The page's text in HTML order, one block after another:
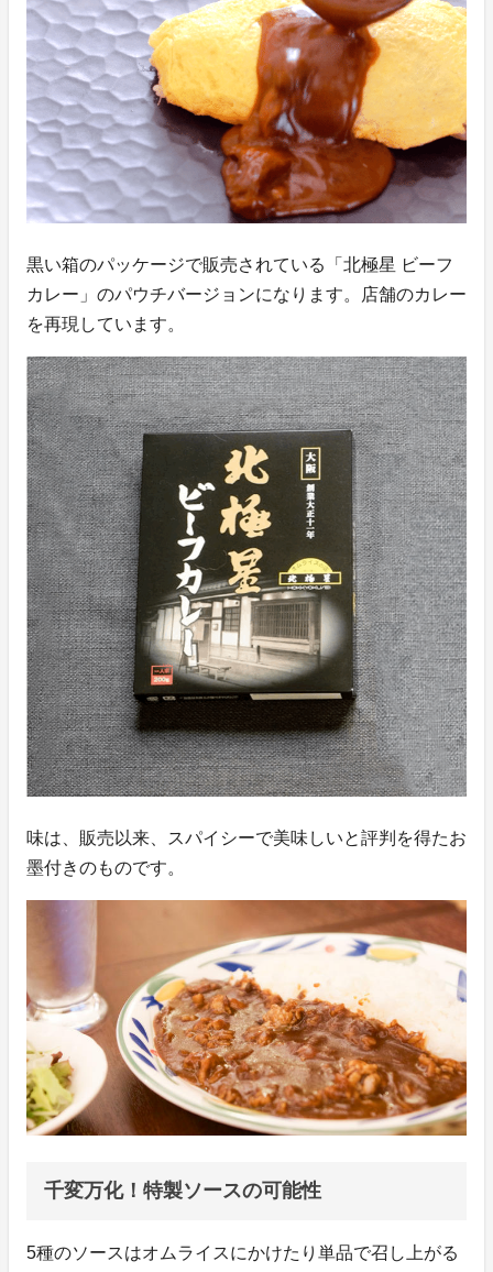
黒い箱のパッケージで販売されている「北極星 ビーフ
カレー」のパウチバージョンになります。店舗のカレー
を再現しています。
味は、販売以来、スパイシーで美味しいと評判を得たお
墨付きのものです。
千変万化！特製ソースの可能性
5種のソースはオムライスにかけたり単品で召し上がる